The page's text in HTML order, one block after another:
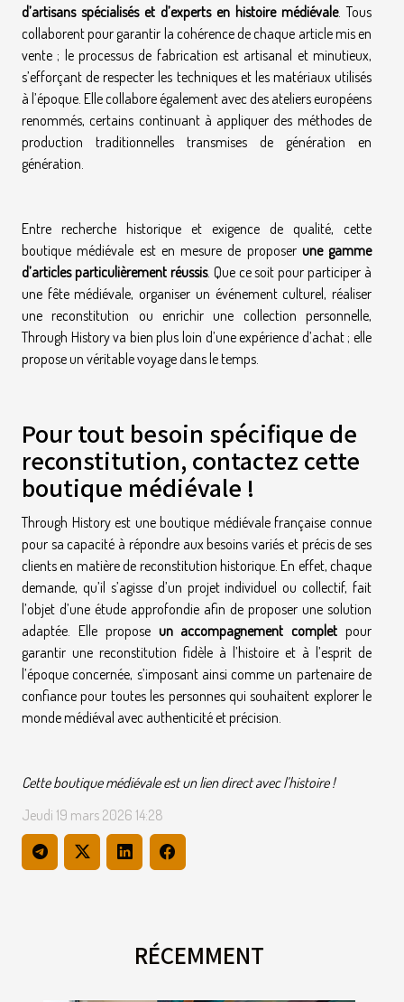
d’artisans spécialisés et d’experts en histoire médiévale. Tous
collaborent pour garantir la cohérence de chaque article mis en
vente ; le processus de fabrication est artisanal et minutieux,
s’efforçant de respecter les techniques et les matériaux utilisés
à l’époque. Elle collabore également avec des ateliers européens
renommés, certains continuant à appliquer des méthodes de
production traditionnelles transmises de génération en
génération.
Entre recherche historique et exigence de qualité, cette
boutique médiévale est en mesure de proposer une gamme
d’articles particulièrement réussis. Que ce soit pour participer à
une fête médiévale, organiser un événement culturel, réaliser
une reconstitution ou enrichir une collection personnelle,
Through History va bien plus loin d’une expérience d’achat ; elle
propose un véritable voyage dans le temps.
Pour tout besoin spécifique de
reconstitution, contactez cette
boutique médiévale !
Through History est une boutique médiévale française connue
pour sa capacité à répondre aux besoins variés et précis de ses
clients en matière de reconstitution historique. En effet, chaque
demande, qu’il s’agisse d’un projet individuel ou collectif, fait
l’objet d’une étude approfondie afin de proposer une solution
adaptée. Elle propose un accompagnement complet pour
garantir une reconstitution fidèle à l’histoire et à l’esprit de
l’époque concernée, s’imposant ainsi comme un partenaire de
confiance pour toutes les personnes qui souhaitent explorer le
monde médiéval avec authenticité et précision.
Cette boutique médiévale est un lien direct avec l’histoire !
Jeudi 19 mars 2026 14:28
RÉCEMMENT